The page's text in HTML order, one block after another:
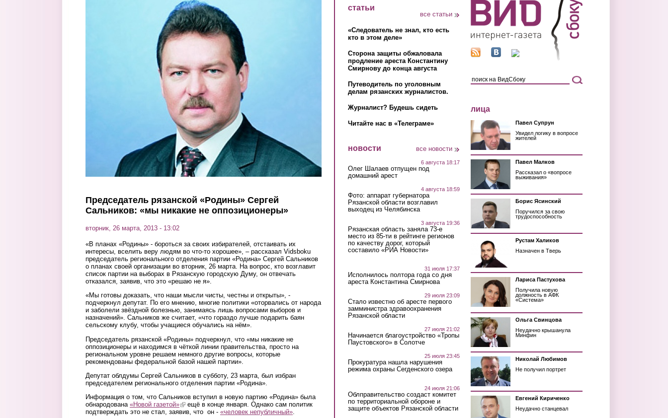
Председатель рязанской «Родины» Сергей
Сальников: «мы никакие не оппозиционеры»
вторник, 26 марта, 2013 - 13:02
«В планах «Родины» - бороться за своих избирателей, отстаивать их
интересы, вселить веру людям во что-то хорошее», – рассказал Vidsboku
председатель регионального отделения партии «Родина» Сергей Сальников
о планах своей организации во вторник, 26 марта. На вопрос, кто возглавит
список партии на выборах в Рязанскую городскую Думу, он отвечать
отказался, заявив, что это «решаю не я».
«Мы готовы доказать, что наши мысли чисты, честны и открыты», -
подчеркнул депутат. По его мнению, многие политики «оторвались от народа
и заболели звёздной болезнью, занимаясь лишь вопросами выборов и
назначений». Сальников же считает, «что гораздо лучше подарить баян
сельскому клубу, чтобы учащиеся обучались на нём».
Председатель рязанской «Родины» подчеркнул, что «мы никакие не
оппозиционеры и находимся в чёткой линии правительства, просто на
региональном уровне решаем немного другие вопросы, которые
рекомендованы федеральной базой нашей партии».
Депутат облдумы Сергей Сальников в субботу, 23 марта, был избран
председателем регионального отделения партии «Родина».
Информация о том, что Сальников вступил в новую партию «Родина» была
обнародована «Новой газетой»(link is external)
ещё в конце января. Однако сам политик
подтверждать это не стал, заявив, что он - «человек непубличный».
статьи
все статьи
«Следователь не знал, кто есть
кто в этом деле»
Сторона защиты обжаловала
продление ареста Константину
Смирнову до конца августа
Путеводитель по уголовным
делам рязанских журналистов.
Журналист? Будешь сидеть
Читайте нас в «Телеграме»
новости все новости
6 августа 18:17
Олег Шалаев отпущен под
домашний арест
4 августа 18:59
Фото: аппарат губернатора
Рязанской области возглавил
выходец из Челябинска
3 августа 19:36
Рязанская область заняла 73-е
место из 85-ти в рейтинге регионов
по качеству дорог, который
составило «РИА Новости»
31 июля 17:37
Исполнилось полтора года со дня
ареста Константина Смирнова
29 июля 23:09
Стало известно об аресте первого
замминистра здравоохранения
Рязанской области
27 июля 21:02
Начинается благоустройство «Тропы
Паустовского» в Солотче
25 июля 23:45
Прокуратура нашла нарушения
режима охраны Сегденского озера
24 июля 21:06
Облправительство создаст комитет
по территориальной обороне и
защите объектов Рязанской области
лица
Павел Супрун
Увидел логику в вопросе
жителей
Павел Малков
Рассказал о «вопросе
выживания»
Борис Ясинский
Поручился за свою
трудоспособность
Рустам Халиков
Назначен в Тверь
Лариса Пастухова
Получила новую
должность в АФК
«Система»
Ольга Свинцова
Неудачно крышанула
Минфин
Николай Любимов
Не получил портрет
Евгений Кириченко
Неудачно станцевал